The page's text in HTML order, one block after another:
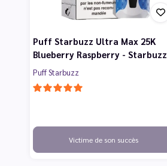
Puff Starbuzz Ultra Max 25K
Blueberry Raspberry - Starbuzz
Puff Starbuzz
Victime de son succès